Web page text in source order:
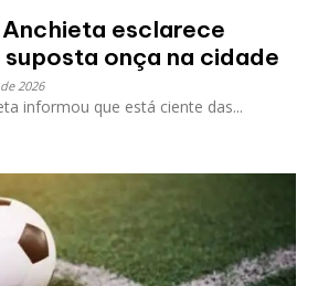
esclarece
onça na cidade
2026
informou que está ciente das...